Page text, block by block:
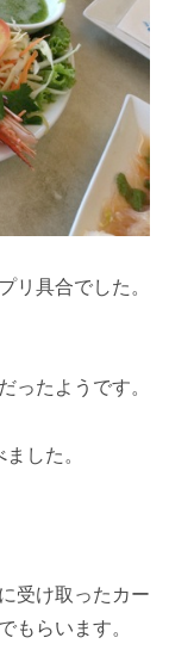
リ具合でした。
ったようです。
した。
受け取ったカー
もらいます。